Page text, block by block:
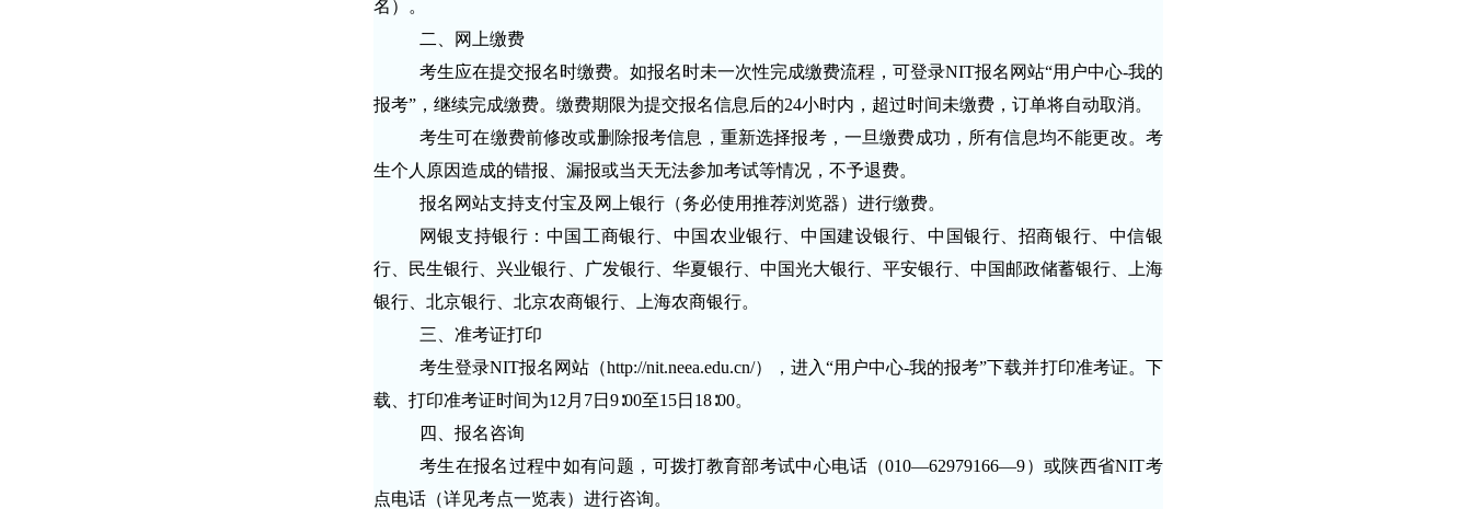
名）。
二、网上缴费
考生应在提交报名时缴费。如报名时未一次性完成缴费流程，可登录NIT报名网站“用户中心-我的
报考”，继续完成缴费。缴费期限为提交报名信息后的24小时内，超过时间未缴费，订单将自动取消。
考生可在缴费前修改或删除报考信息，重新选择报考，一旦缴费成功，所有信息均不能更改。考
生个人原因造成的错报、漏报或当天无法参加考试等情况，不予退费。
报名网站支持支付宝及网上银行（务必使用推荐浏览器）进行缴费。
网银支持银行：中国工商银行、中国农业银行、中国建设银行、中国银行、招商银行、中信银
行、民生银行、兴业银行、广发银行、华夏银行、中国光大银行、平安银行、中国邮政储蓄银行、上海
银行、北京银行、北京农商银行、上海农商银行。
三、准考证打印
考生登录NIT报名网站（http://nit.neea.edu.cn/），进入“用户中心-我的报考”下载并打印准考证。下
载、打印准考证时间为12月7日9∶00至15日18∶00。
四、报名咨询
考生在报名过程中如有问题，可拨打教育部考试中心电话（010—62979166—9）或陕西省NIT考
点电话（详见考点一览表）进行咨询。